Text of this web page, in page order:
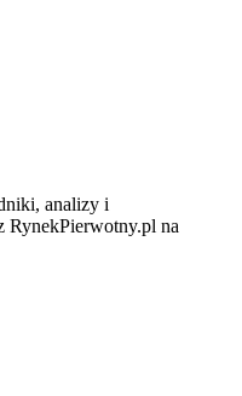
analizy i
RynekPierwotny.pl na